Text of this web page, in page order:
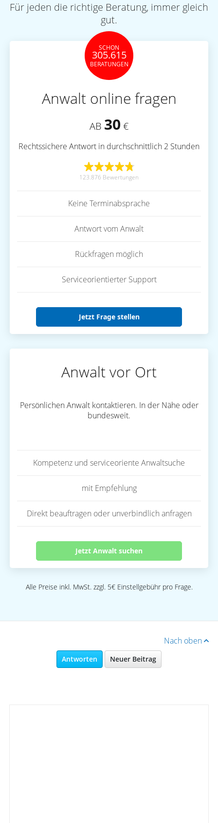
Für jeden die richtige Beratung, immer gleich
gut.
SCHON
305.615
BERATUNGEN
Anwalt online fragen
AB 30 €
Rechtssichere Antwort in durchschnittlich 2 Stunden
123.876 Bewertungen
Keine Terminabsprache
Antwort vom Anwalt
Rückfragen möglich
Serviceorientierter Support
Jetzt Frage stellen
Anwalt vor Ort
Persönlichen Anwalt kontaktieren. In der Nähe oder
bundesweit.
Kompetenz und serviceoriente Anwaltsuche
mit Empfehlung
Direkt beauftragen oder unverbindlich anfragen
Jetzt Anwalt suchen
Alle Preise inkl. MwSt. zzgl. 5€ Einstellgebühr pro Frage.
Nach oben
Antworten Neuer Beitrag